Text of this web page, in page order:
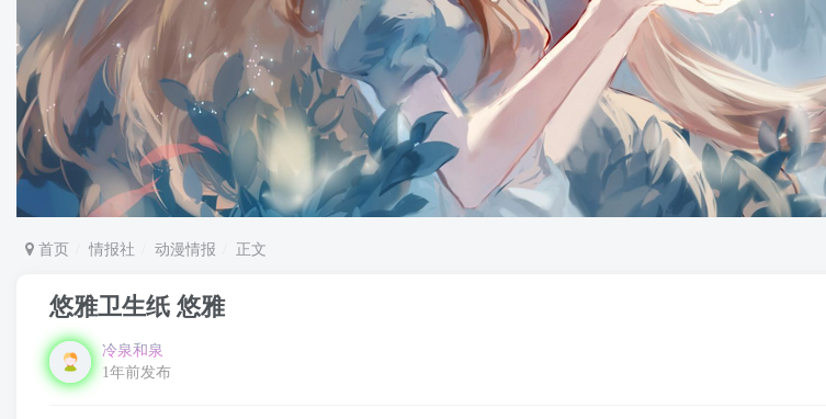
首页 情报社 动漫情报 正文
悠雅卫生纸 悠雅
冷泉和泉
1年前发布